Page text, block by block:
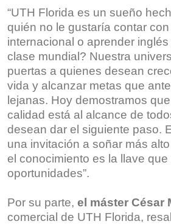
“UTH Florida es un sueño
quién no le gustaría contar
internacional o aprender
clase mundial? Nuestra
puertas a quienes desean
vida y alcanzar metas que
lejanas. Hoy demostramos
calidad está al alcance de
desean dar el siguiente paso.
una invitación a soñar más
el conocimiento es la llave
oportunidades”.
Por su parte, el máster César
comercial de UTH Florida,